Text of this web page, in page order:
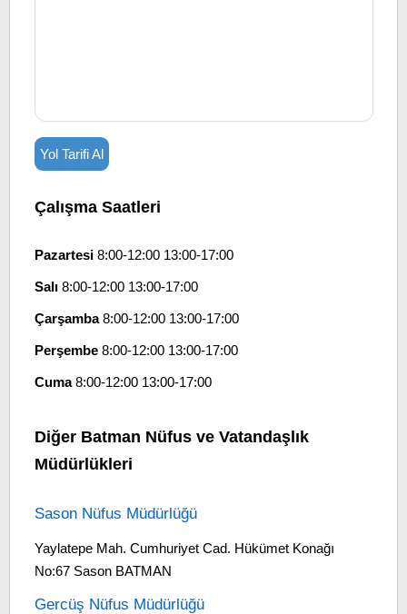
Yol Tarifi Al
Çalışma Saatleri
Pazartesi8:00-12:00 13:00-17:00
Salı8:00-12:00 13:00-17:00
Çarşamba8:00-12:00 13:00-17:00
Perşembe8:00-12:00 13:00-17:00
Cuma8:00-12:00 13:00-17:00
Diğer Batman Nüfus ve Vatandaşlık
Müdürlükleri
Sason Nüfus Müdürlüğü
Yaylatepe Mah. Cumhuriyet Cad. Hükümet Konağı
No:67 Sason BATMAN
Gercüş Nüfus Müdürlüğü